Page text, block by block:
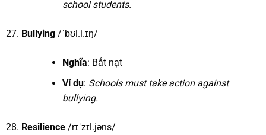
school students.
Bullying/ˈbʊl.i.ɪŋ/
Nghĩa: Bắt nạt
Ví dụ: Schools must take action against
bullying.
Resilience/rɪˈzɪl.jəns/